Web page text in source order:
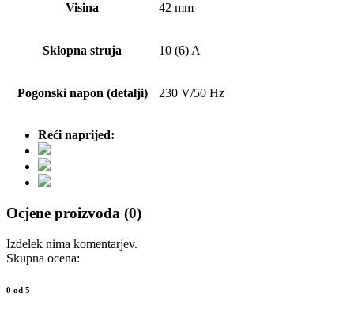
Visina 42 mm
Sklopna struja 10 (6) A
Pogonski napon (detalji) 230 V/50 Hz
Reći naprijed:
Ocjene proizvoda (0)
Izdelek nima komentarjev.
Skupna ocena:
0 od 5